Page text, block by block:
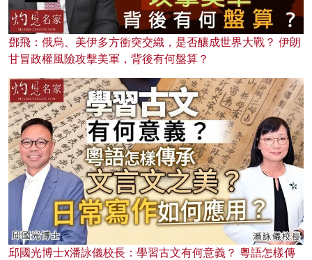
鄧飛：俄烏、美伊多方衝突交織，是否釀成世界大戰？ 伊朗
甘冒政權風險攻擊美軍，背後有何盤算？
邱國光博士x潘詠儀校長：學習古文有何意義？ 粵語怎樣傳